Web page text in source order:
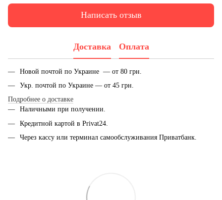
Написать отзыв
Доставка Оплата
Новой почтой по Украине — от 80 грн.
Укр. почтой по Украине — от 45 грн.
Подробнее о доставке
Наличными при получении.
Кредитной картой в Privat24.
Через кассу или терминал самообслуживания Приватбанк.